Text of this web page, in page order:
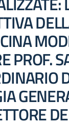
PROF.